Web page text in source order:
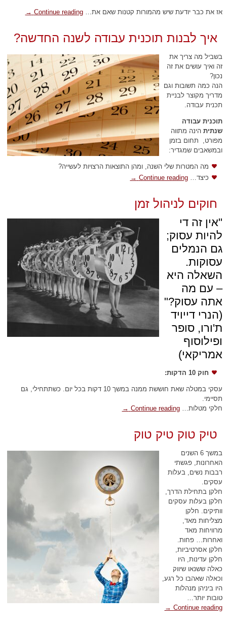
אז את כבר יודעת שיש מהמורות קטנות שאם את…Continue reading
→
איך לבנות תוכנית עבודה לשנה החדשה?
בשביל מה צריך את
זה ואיך עושים את זה
נכון?
הנה כמה תשובות וגם
מדריך מקוצר לבניית
תכנית עבודה.
תוכנית עבודה
שנתית הינה מתווה
מפורט, תחום בזמן
ובמשאבים שמגדיר:
מה המטרות שלי השנה, ומהן התוצאות הרצויות לעשייה?
כיצד…Continue reading
→
חוקים לניהול זמן
"אין זה די
להיות עסוק;
גם הנמלים
עסוקות.
השאלה היא
– עם מה
אתה עסוק?"
(הנרי דייויד
ת'ורו, סופר
ופילוסוף
אמריקאי)
חוק 10 הדקות:
עסקי במטלה שאת חוששת ממנה במשך 10 דקות בכל יום. כשתתחילי, גם
תסיימי.
חלקי מטלות…Continue reading
→
טיק טוק טיק טוק
במשך 6 השנים
האחרונות, פגשתי
רבבות נשים, בעלות
עסקים.
חלקן בתחילת הדרך,
חלקן בעלות עסקים
וותיקים. חלקן
מצליחות מאד,
מרוויחות מאד
ואחרות… פחות.
חלקן אסרטיביות,
חלקן עדינות, היו
כאלה ששנאו שיווק
וכאלה שאהבו כל רגע,
היו ביניהן מנהלות
טובות יותר…
Continue reading
→